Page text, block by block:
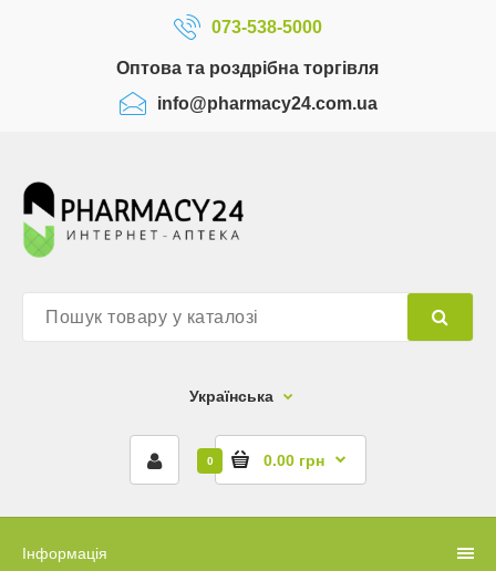
073-538-5000
Оптова та роздрібна торгівля
info@pharmacy24.com.ua
Українська
0 0.00 грн
Інформація